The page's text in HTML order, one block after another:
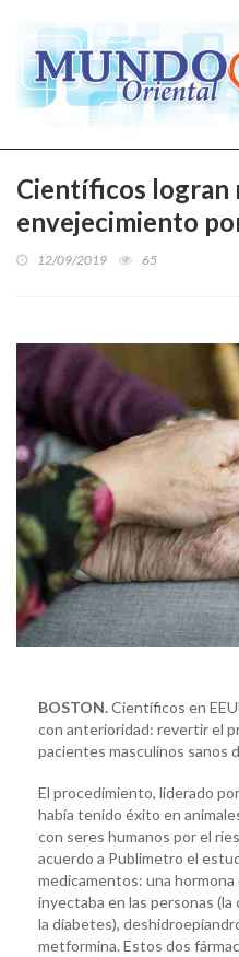
Científicos logran
envejecimiento
12/09/2019 65
BOSTON.Científicos en
con anterioridad: revertir el
pacientes masculinos sanos
El procedimiento, liderado
había tenido éxito en
con seres humanos por el
acuerdo a Publimetro el
medicamentos: una
inyectaba en las personas
la diabetes),
metformina. Estos dos